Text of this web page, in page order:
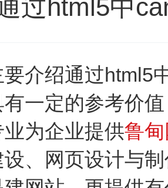
过html5中
介绍通过html5
一定的参考价
业为企业提供鲁
、网页设计与